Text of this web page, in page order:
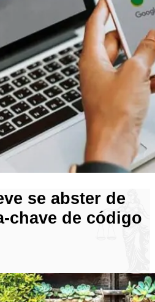
se abster de
chave de código